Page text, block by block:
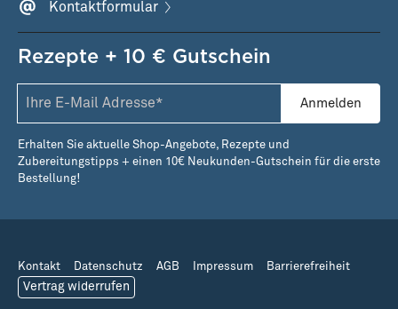
Kontaktformular
Rezepte + 10 € Gutschein
Anmelden
Erhalten Sie aktuelle Shop-Angebote, Rezepte und
Zubereitungstipps + einen 10€ Neukunden-Gutschein für die erste
Bestellung!
Kontakt Datenschutz AGB Impressum Barrierefreiheit
Vertrag widerrufen